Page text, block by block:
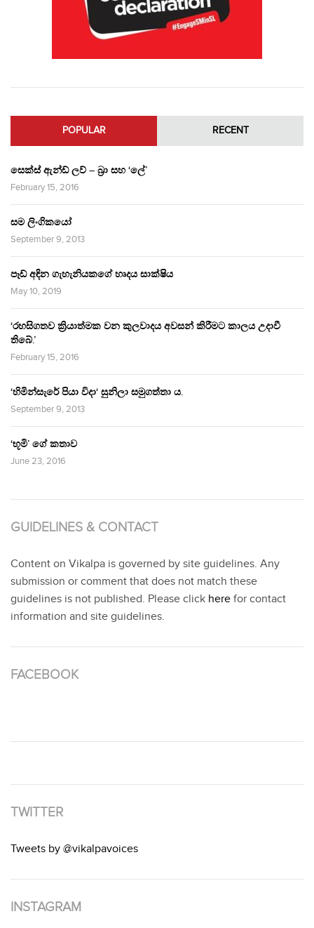
POPULAR RECENT
සෙක්ස් ඇන්ඩ් ලව් – බ්‍රා සහ ‘ලේ’
February 15, 2016
සම ලිංගිකයෝ
September 9, 2013
පෑඩ් අඳින ගැහැනියකගේ හෘදය සාක්ෂිය
May 10, 2019
‘රහසිගතව ක්‍රියාත්මක වන කුලවාදය අවසන් කිරීමට කාලය උදාවී
තිබේ.’
February 15, 2016
‘හිමින්සැරේ පියා විදා‘ සුනිලා සමුගත්තා ය.
September 9, 2013
‘භූමි’ ගේ කතාව
June 23, 2016
GUIDELINES & CONTACT
Content on Vikalpa is governed by site guidelines. Any
submission or comment that does not match these
guidelines is not published. Please click here for contact
information and site guidelines.
FACEBOOK
TWITTER
Tweets by @vikalpavoices
INSTAGRAM